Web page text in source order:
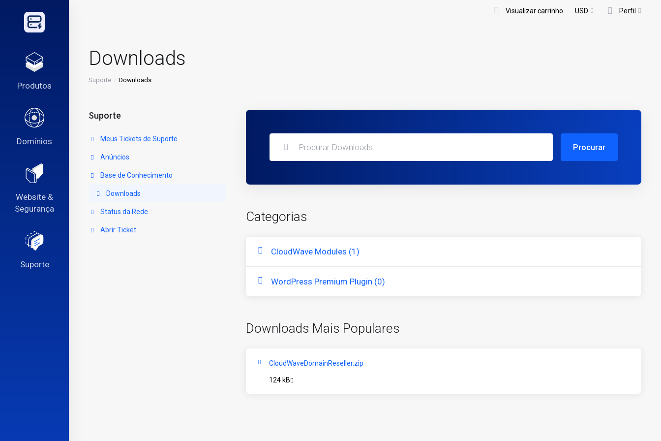
Produtos
Domínios
Website &
Segurança
Suporte
Visualizar carrinho USD Perfil
Downloads
Suporte Downloads
Suporte
Meus Tickets de Suporte
Anúncios
Base de Conhecimento
Downloads
Status da Rede
Abrir Ticket
Procurar
Categorias
CloudWave Modules (1)
WordPress Premium Plugin (0)
Downloads Mais Populares
CloudWaveDomainReseller.zip
124 kB